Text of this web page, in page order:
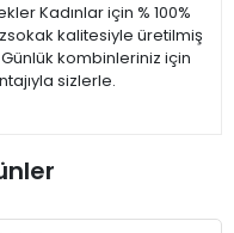
Kadınlar için % 100%
kalitesiyle üretilmiş
kombinleriniz için
sizlerle.